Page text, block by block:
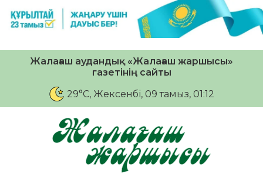
Жалағаш аудандық «Жалағаш жаршысы»
газетінің сайты
29°C, Жексенбі, 09 тамыз, 01:12